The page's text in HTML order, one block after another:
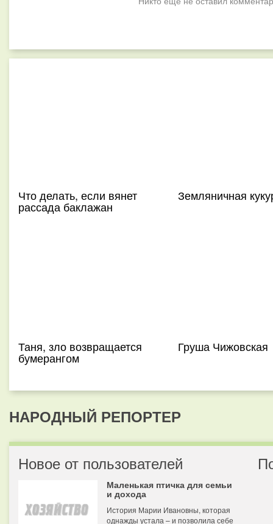
Что делать, если вянет
рассада баклажан
Земляничная
Таня, зло возвращается
бумерангом
Груша Чижовская
НАРОДНЫЙ РЕПОРТЕР
Новое от пользователей
Маленькая птичка для семьи
и дохода
История Марии Ивановны, которая
однажды устала – и позволила себе